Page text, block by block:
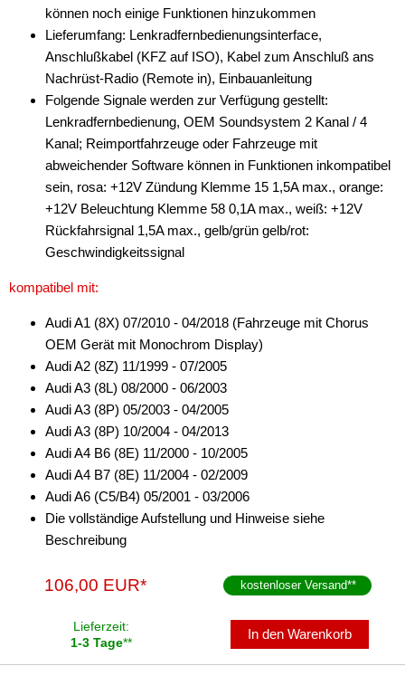
können noch einige Funktionen hinzukommen
Lieferumfang: Lenkradfernbedienungsinterface,
Anschlußkabel (KFZ auf ISO), Kabel zum Anschluß ans
Nachrüst-Radio (Remote in), Einbauanleitung
Folgende Signale werden zur Verfügung gestellt:
Lenkradfernbedienung, OEM Soundsystem 2 Kanal / 4
Kanal; Reimportfahrzeuge oder Fahrzeuge mit
abweichender Software können in Funktionen inkompatibel
sein, rosa: +12V Zündung Klemme 15 1,5A max., orange:
+12V Beleuchtung Klemme 58 0,1A max., weiß: +12V
Rückfahrsignal 1,5A max., gelb/grün gelb/rot:
Geschwindigkeitssignal
kompatibel mit:
Audi A1 (8X) 07/2010 - 04/2018 (Fahrzeuge mit Chorus
OEM Gerät mit Monochrom Display)
Audi A2 (8Z) 11/1999 - 07/2005
Audi A3 (8L) 08/2000 - 06/2003
Audi A3 (8P) 05/2003 - 04/2005
Audi A3 (8P) 10/2004 - 04/2013
Audi A4 B6 (8E) 11/2000 - 10/2005
Audi A4 B7 (8E) 11/2004 - 02/2009
Audi A6 (C5/B4) 05/2001 - 03/2006
Die vollständige Aufstellung und Hinweise siehe
Beschreibung
106,00 EUR* kostenloser Versand**
Lieferzeit:
1-3 Tage**
In den Warenkorb